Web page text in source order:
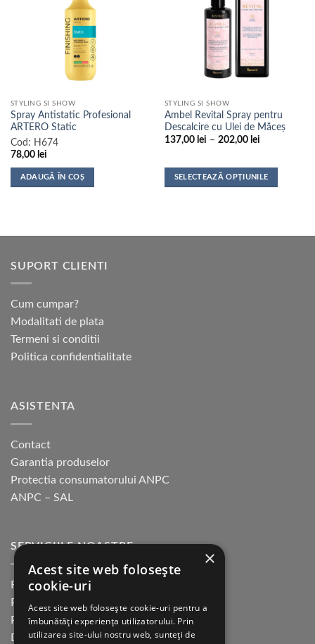
STYLING SI SHOW
Spray Antistatic Profesional
ARTERO Static
Cod: H674
78,00 lei
ADAUGĂ ÎN COȘ
STYLING SI SHOW
Ambel Revital Spray pentru
Descalcire cu Ulei de Măceș
137,00 lei – 202,00 leiInterval
137,00 lei
până
la
SELECTEAZĂ OPȚIUNILE
mai
SUPORT CLIENTI
Cum cumpar?
Modalitati de plata
Termeni si conditii
Politica confidentialitate
ASISTENTA
Contact
Garantia produselor
Protectia consumatorului ANPC
ANPC – SAL
SERVICIILE NOASTRE
Returnare in 30 de zile
Plata cu cardul Guerrilla
Plata in rate fara dobanda
Distributie sau profesionisti
×
Acest site web folosește
cookie-uri
Acest site web folosește cookie-uri pentru a
îmbunătăți experiența utilizatorului. Prin
utilizarea site-ului nostru web, sunteți de